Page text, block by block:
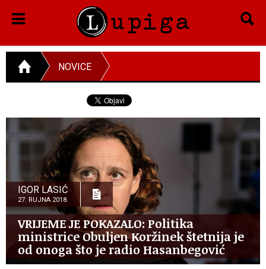
NOVICE
IGOR LASIĆ
27. RUJNA 2018.
VRIJEME JE POKAZALO: Politika
ministrice Obuljen Koržinek štetnija je
od onoga što je radio Hasanbegović